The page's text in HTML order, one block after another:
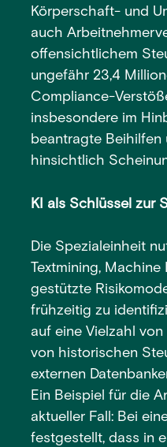
Körperschaft- und
auch
offensichtlichem
ungefähr 23,4
Compliance-
insbesondere im
beantragte Beihilfen
hinsichtlich
KI als Schlüssel zur
Die Spezialeinheit
Textmining,
gestützte
frühzeitig zu
auf eine Vielzahl
von historischen
externen
Ein Beispiel für die
aktueller Fall: Bei
festgestellt, dass in